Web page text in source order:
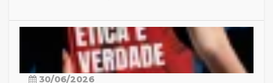
30/06/2026